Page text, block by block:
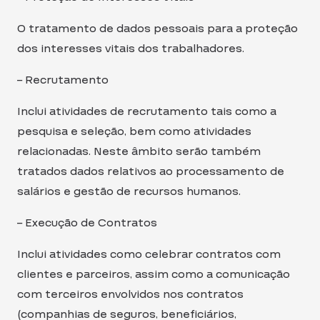
O tratamento de dados pessoais para a proteção
dos interesses vitais dos trabalhadores.
– Recrutamento
Inclui atividades de recrutamento tais como a
pesquisa e seleção, bem como atividades
relacionadas. Neste âmbito serão também
tratados dados relativos ao processamento de
salários e gestão de recursos humanos.
– Execução de Contratos
Inclui atividades como celebrar contratos com
clientes e parceiros, assim como a comunicação
com terceiros envolvidos nos contratos
(companhias de seguros, beneficiários,